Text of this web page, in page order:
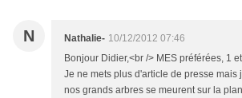
N Nathalie- 10/12/2012 07:46
Bonjour Didier,<br /> MES préférées, 1
Je ne mets plus d'article de presse mais
nos grands arbres se meurent sur la